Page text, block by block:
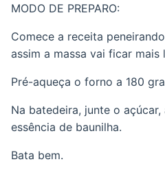
MODO DE PREPARO:
Comece a receita
assim a massa vai ficar mais
Pré-aqueça o forno a 180
Na batedeira, junte o
essência de baunilha.
Bata bem.